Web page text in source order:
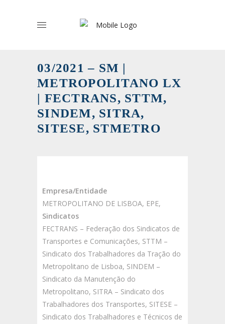
03/2021 – SM |
METROPOLITANO LX
| FECTRANS, STTM,
SINDEM, SITRA,
SITESE, STMETRO
Empresa/Entidade
METROPOLITANO DE LISBOA, EPE,
Sindicatos
FECTRANS – Federação dos Sindicatos de
Transportes e Comunicações, STTM –
Sindicato dos Trabalhadores da Tração do
Metropolitano de Lisboa, SINDEM –
Sindicato da Manutenção do
Metropolitano, SITRA – Sindicato dos
Trabalhadores dos Transportes, SITESE –
Sindicato dos Trabalhadores e Técnicos de